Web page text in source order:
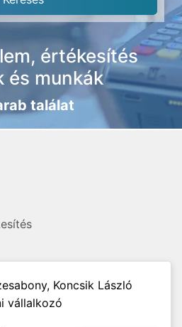
értékesítés
és munkák
találat
Koncsik László
vállalkozó